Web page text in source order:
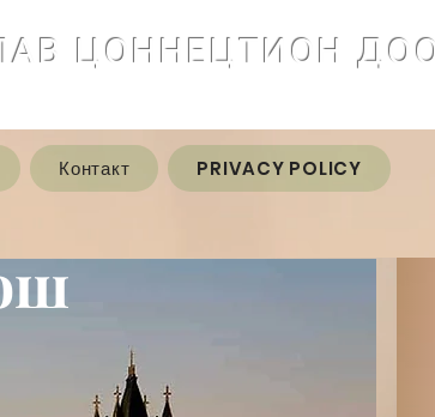
ЦОННЕЦТИОН ДОО
Контакт PRIVACY POLICY